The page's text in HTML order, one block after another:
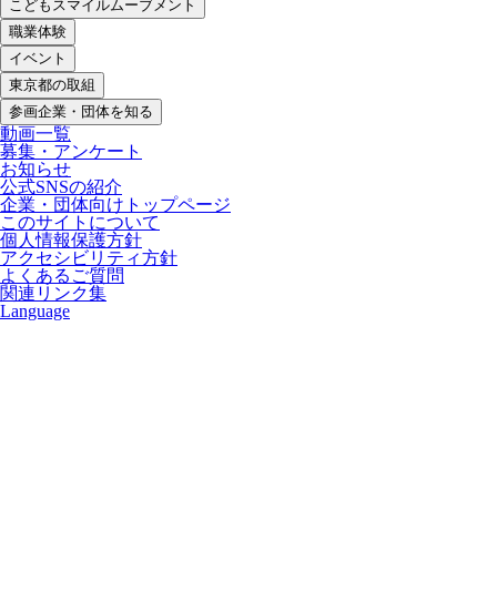
こどもスマイルムーブメント
職業体験
イベント
東京都の取組
参画企業・団体を知る
動画一覧
募集・アンケート
お知らせ
公式SNSの紹介
企業・団体向けトップページ
このサイトについて
個人情報保護方針
アクセシビリティ方針
よくあるご質問
関連リンク集
Language